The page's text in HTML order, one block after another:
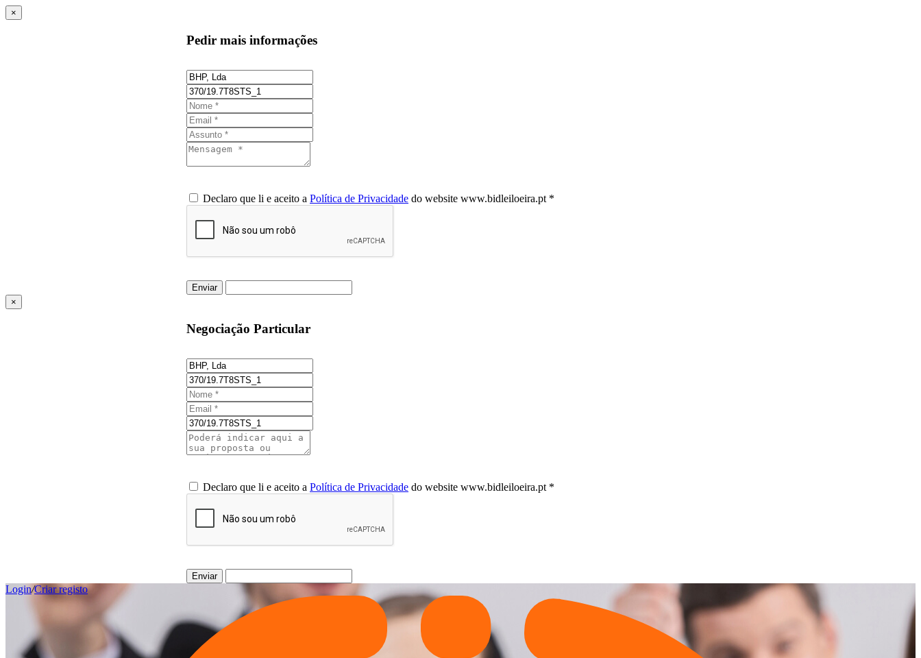
×
Pedir mais informações
Declaro que li e aceito a Política de Privacidade do website www.bidleiloeira.pt *
Enviar
×
Negociação Particular
Declaro que li e aceito a Política de Privacidade do website www.bidleiloeira.pt *
Enviar
Login/Criar registo